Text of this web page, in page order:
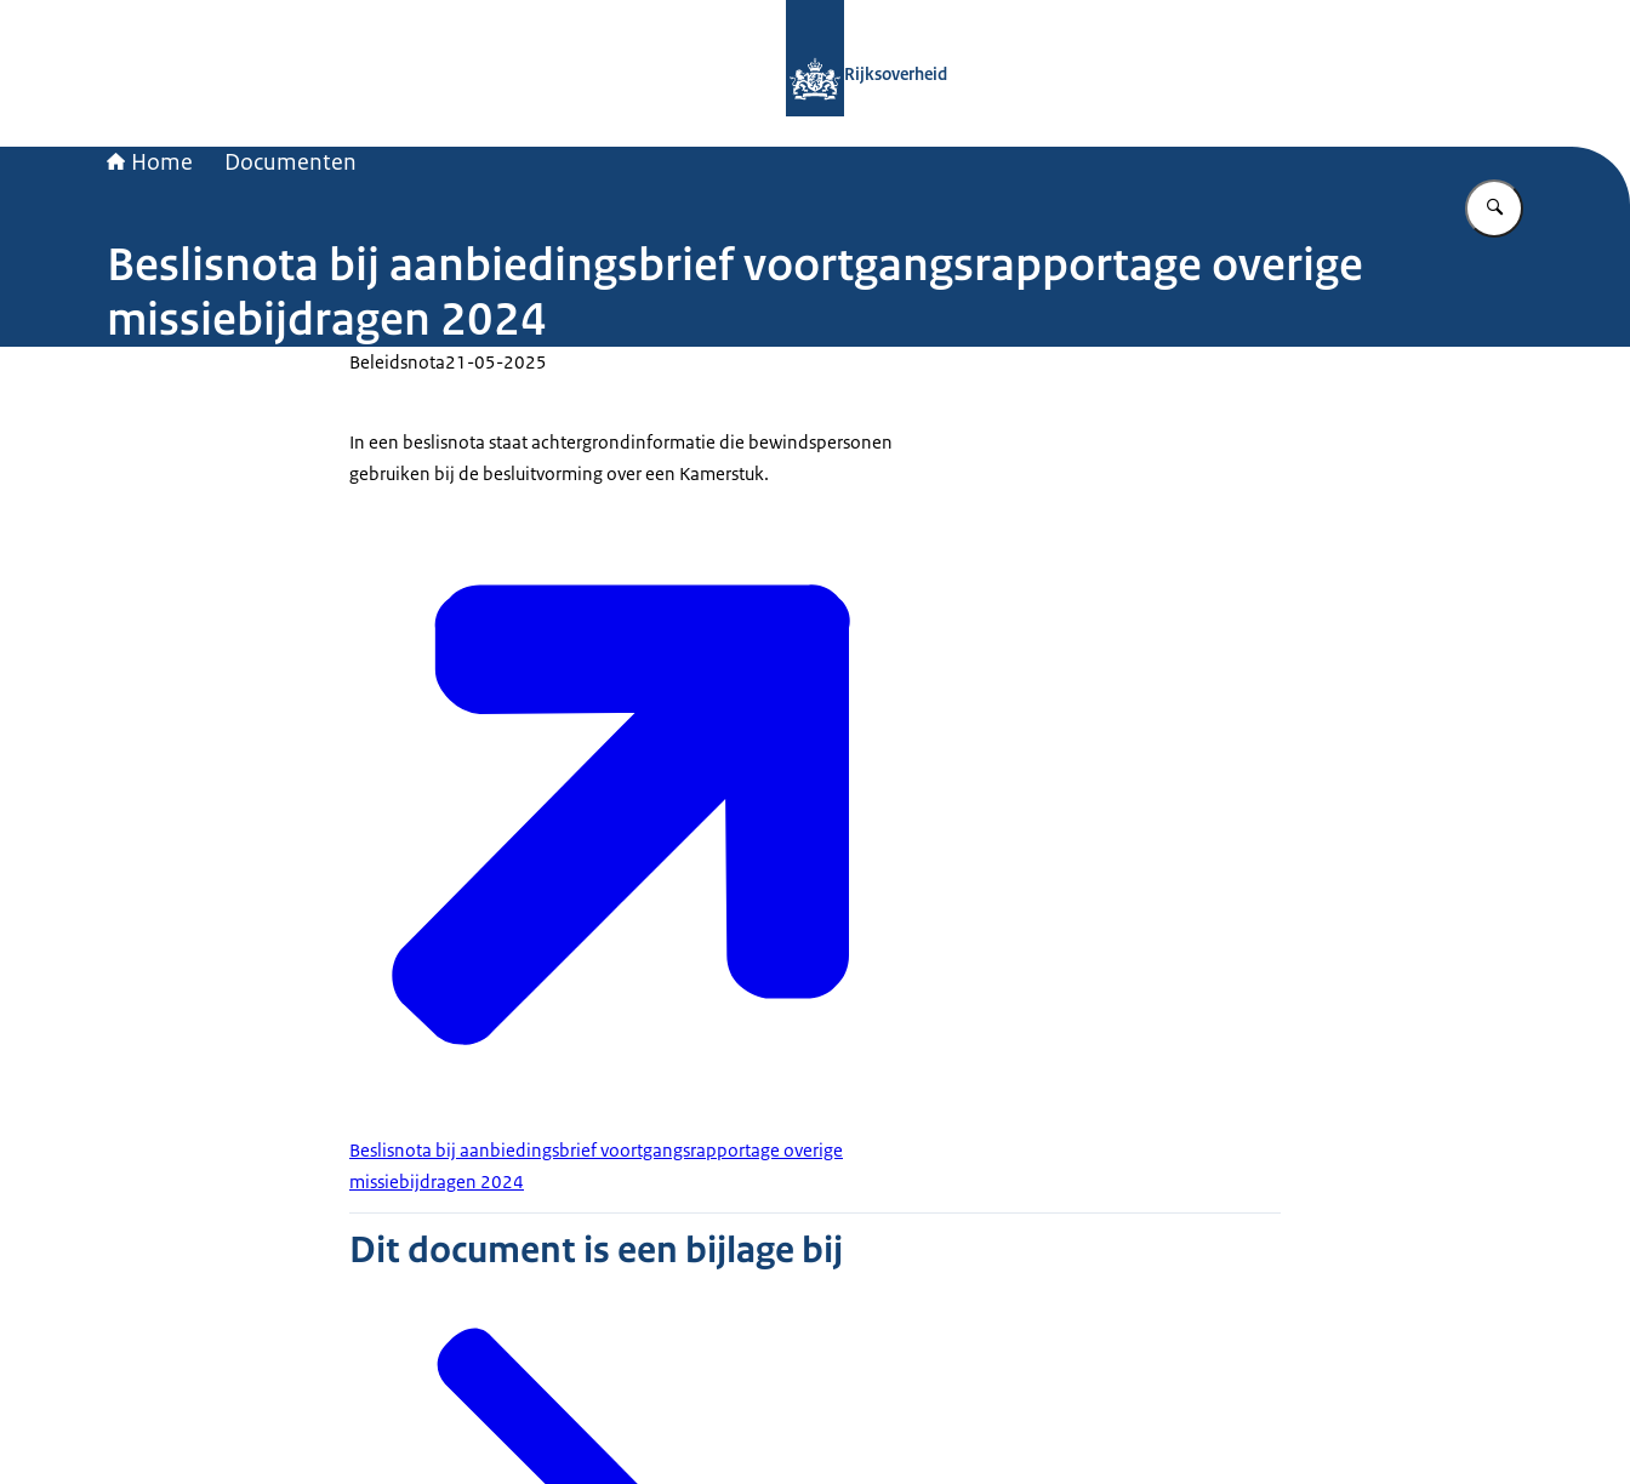
Rijksoverheid
Home Documenten
Vul in wat u
Beslisnota bij aanbiedingsbrief voortgangsrapportage overige
missiebijdragen 2024
Beleidsnota21-05-2025
In een beslisnota staat achtergrondinformatie die bewindspersonen
gebruiken bij de besluitvorming over een Kamerstuk.
Beslisnota bij aanbiedingsbrief voortgangsrapportage overige
missiebijdragen 2024
Dit document is een bijlage bij